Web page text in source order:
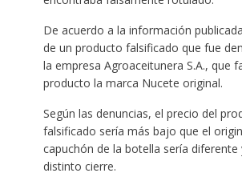
De acuerdo a la información
de un producto falsificado que fue
la empresa Agroaceitunera S.A., que
producto la marca Nucete original.
Según las denuncias, el precio del
falsificado sería más bajo que el
capuchón de la botella sería diferente
distinto cierre.